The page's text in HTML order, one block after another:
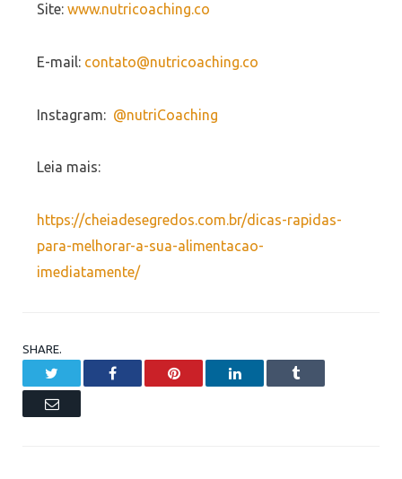
Site: www.nutricoaching.co
E-mail: contato@nutricoaching.co
Instagram: @nutriCoaching
Leia mais:
https://cheiadesegredos.com.br/dicas-rapidas-
para-melhorar-a-sua-alimentacao-
imediatamente/
SHARE.
Facebook Pinterest LinkedIn Tumblr
Email